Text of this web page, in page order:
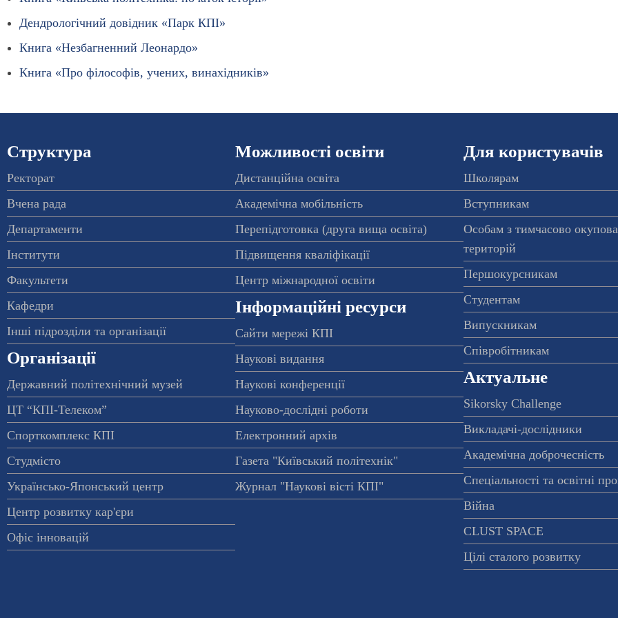
Дендрологічний довідник «Парк КПІ»
Книга «Незбагненний Леонардо»
Книга «Про філософів, учених, винахідників»
Структура
Ректорат
Вчена рада
Департаменти
Інститути
Факультети
Кафедри
Інші підрозділи та організації
Організації
Державний політехнічний музей
ЦТ “КПІ-Телеком”
Спорткомплекс КПІ
Студмісто
Українсько-Японський центр
Центр розвитку кар'єри
Офіс інновацій
Можливості освіти
Дистанційна освіта
Академічна мобільність
Перепідготовка (друга вища освіта)
Підвищення кваліфікації
Центр міжнародної освіти
Інформаційні ресурси
Сайти мережі КПІ
Наукові видання
Наукові конференції
Науково-дослідні роботи
Електронний архів
Газета "Київський політехнік"
Журнал "Наукові вісті КПІ"
Для користувачів
Школярам
Вступникам
Особам з тимчасово
територій
Першокурсникам
Студентам
Випускникам
Співробітникам
Актуальне
Sikorsky Challenge
Викладачі-дослідники
Академічна доброчесність
Спеціальності та освітні
Війна
CLUST SPACE
Цілі сталого розвитку